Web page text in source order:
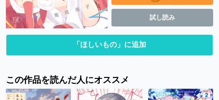
試し読み
「ほしいもの」に追加
この作品を読んだ人にオススメ